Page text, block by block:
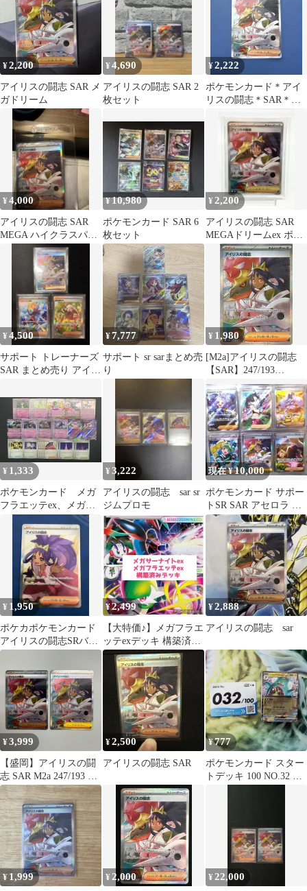
¥2,200
アイリスの闘志 SAR メ
ガドリーム
¥4,690
アイリスの闘志 SAR 2
枚セット
¥2,222
ポケモンカード＊アイ
リスの闘志＊SAR＊
¥4,000
アイリスの闘志 SAR
MEGA ハイクラスパッ
ク MEGAドリームex キ
¥10,980
ポケモンカード SAR 6
枚セット
¥ 2,200
アイリスの闘志 SAR
MEGAドリームex ポケ
モンカードゲーム
¥4,500
サポート トレーナーズ
SAR まとめ売り アイリ
¥7,777
サポート sr sarまとめ売
り
¥ 1,980
[M2a]アイリスの闘志
【SAR】247/193
IT8K9MWD9G0W
¥ 1,333
ポケモンカード メガ
フラエッテex、メガサ
ーナイトex デッキパー
¥3,222
アイリスの闘志 sar sr
ジムプロモ
現在 ¥10,000
ポケモンカード サポー
トSR SAR アセロラ マ
リー アイリス セット
引退品
¥ 1,950
ポケカポケモンカード
アイリスの闘志SRバト
ルパートナーズ
¥2,499
【大特価♪】メガフラエ
ッテexデッキ 構築済み
デッキ メガサーナイト
exデッキ
¥2,888
アイリスの闘志 sar
¥3,999
【盛岡】アイリスの闘
志 SAR M2a 247/193 2
枚セット
¥2,500
アイリスの闘志 SAR
¥777
ポケモンカード スター
トデッキ 100 NO.32 リ
¥ 1,999 ¥ 2,000 ¥ 22,000